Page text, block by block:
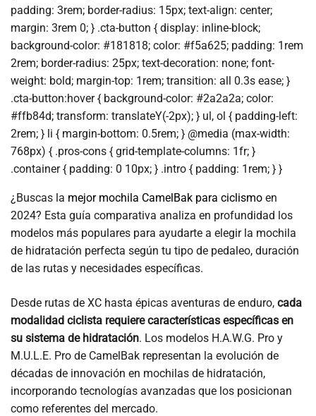
padding: 3rem; border-radius: 15px; text-align: center;
margin: 3rem 0; } .cta-button { display: inline-block;
background-color: #181818; color: #f5a625; padding: 1rem
2rem; border-radius: 25px; text-decoration: none; font-
weight: bold; margin-top: 1rem; transition: all 0.3s ease; }
.cta-button:hover { background-color: #2a2a2a; color:
#ffb84d; transform: translateY(-2px); } ul, ol { padding-left:
2rem; } li { margin-bottom: 0.5rem; } @media (max-width:
768px) { .pros-cons { grid-template-columns: 1fr; }
.container { padding: 0 10px; } .intro { padding: 1rem; } }
¿Buscas la mejor mochila CamelBak para ciclismo en
2024? Esta guía comparativa analiza en profundidad los
modelos más populares para ayudarte a elegir la mochila
de hidratación perfecta según tu tipo de pedaleo, duración
de las rutas y necesidades específicas.
Desde rutas de XC hasta épicas aventuras de enduro, cada
modalidad ciclista requiere características específicas en
su sistema de hidratación. Los modelos H.A.W.G. Pro y
M.U.L.E. Pro de CamelBak representan la evolución de
décadas de innovación en mochilas de hidratación,
incorporando tecnologías avanzadas que los posicionan
como referentes del mercado.